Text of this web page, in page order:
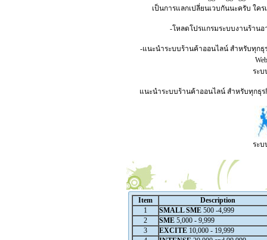
เป็นการแลกเปลี่ยนเวบกันนะครับ ใค
-โหลดโปรแกรมระบบงานร้านอ
-แนะนำระบบร้านค้าออนไลน์ สำหรับทุกธุ
ระบ
แนะนำระบบร้านค้าออนไลน์ สำหรับทุกธุ
ระบ
Item
Description
1
SMALL SME 500 -4,999
2
SME 5,000 - 9,999
3
EXCITE 10,000 - 19,999